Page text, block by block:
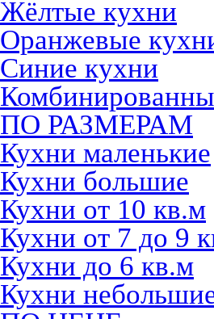
Жёлтые кухни
Оранжевые
Синие кухни
ПО РАЗМЕРАМ
Кухни маленькие
Кухни большие
Кухни от 10 кв.м
Кухни от 7 до 9
Кухни до 6 кв.м
Кухни